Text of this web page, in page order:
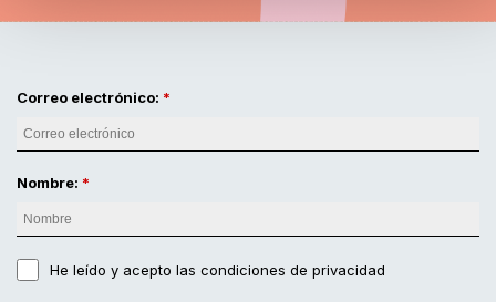
Correo electrónico:
Nombre:
He leído y acepto las condiciones de privacidad